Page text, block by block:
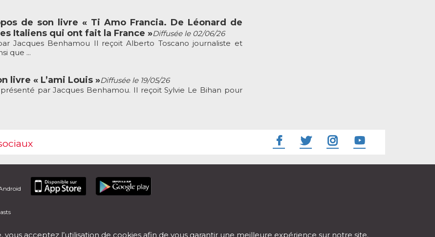
de son livre « Ti Amo Francia. De Léonard de
Italiens qui ont fait la France »Diffusée le 02/06/26
Jacques Benhamou Il reçoit Alberto Toscano journaliste et
que ...
livre « L’ami Louis »Diffusée le 19/05/26
présenté par Jacques Benhamou. Il reçoit Sylvie Le Bihan pour
vous acceptez l’utilisation de cookies afin de vous garantir une meilleure expérience sur notre site.